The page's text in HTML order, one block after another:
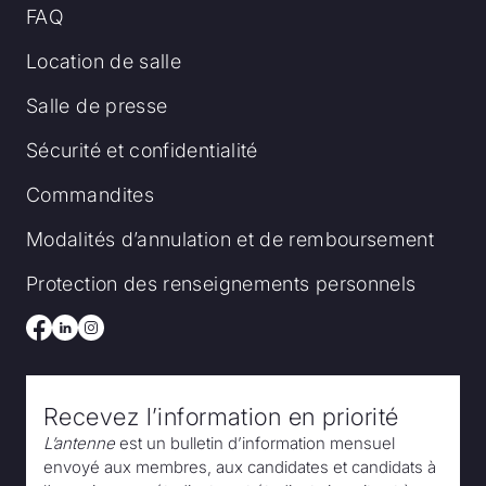
FAQ
Location de salle
Salle de presse
Sécurité et confidentialité
Commandites
Modalités d’annulation et de remboursement
Protection des renseignements personnels
Recevez l’information en priorité
L’antenne est un bulletin d’information mensuel
envoyé aux membres, aux candidates et candidats à